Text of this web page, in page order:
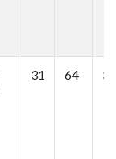
31 64